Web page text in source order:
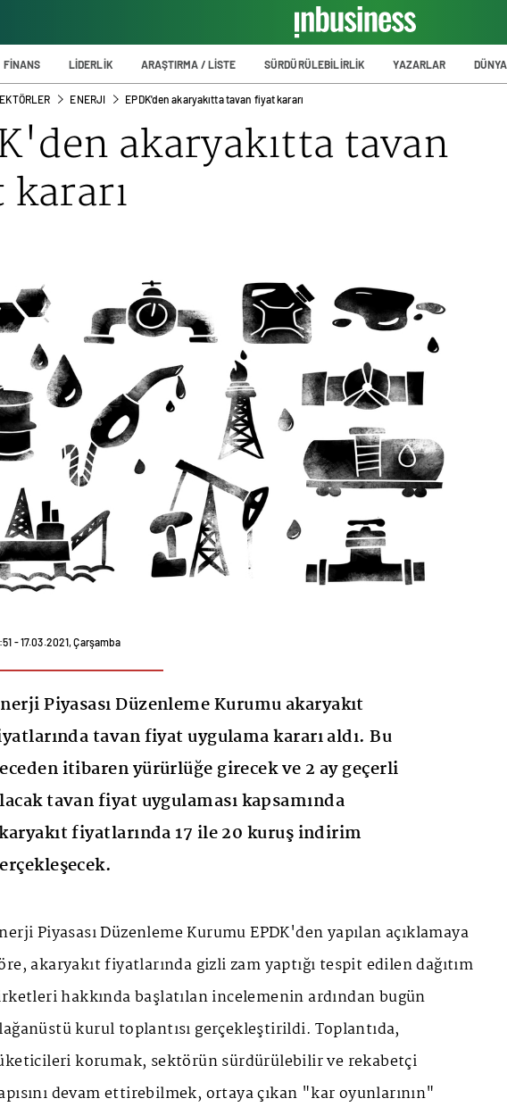
FİNANS LİDERLİK ARAŞTIRMA / LİSTE SÜRDÜRÜLEBİLİRLİK YAZARLAR DÜNYA
ENERJI EPDK'den akaryakıtta tavan fiyat kararı
akaryakıtta tavan
- 17.03.2021, Çarşamba
Piyasası Düzenleme Kurumu akaryakıt
tavan fiyat uygulama kararı aldı. Bu
itibaren yürürlüğe girecek ve 2 ay geçerli
tavan fiyat uygulaması kapsamında
fiyatlarında 17 ile 20 kuruş indirim
Piyasası Düzenleme Kurumu EPDK'den yapılan açıklamaya
akaryakıt fiyatlarında gizli zam yaptığı tespit edilen dağıtım
hakkında başlatılan incelemenin ardından bugün
kurul toplantısı gerçekleştirildi. Toplantıda,
korumak, sektörün sürdürülebilir ve rekabetçi
devam ettirebilmek, ortaya çıkan "kar oyunlarının"